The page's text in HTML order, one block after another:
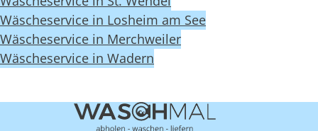
Wäscheservice in Losheim am See
Wäscheservice in Merchweiler
Wäscheservice in Wadern